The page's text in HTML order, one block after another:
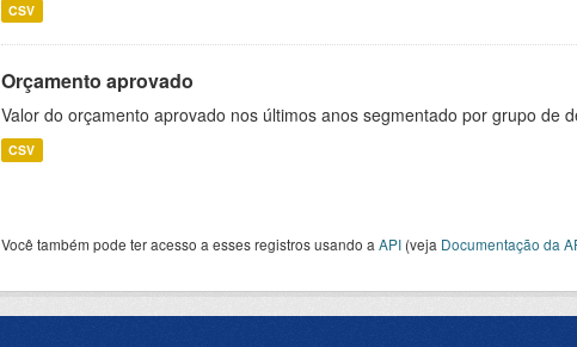
CSV
Orçamento aprovado
Valor do orçamento aprovado nos últimos anos segmentado por grupo de
CSV
Você também pode ter acesso a esses registros usando a API (veja Documentação da